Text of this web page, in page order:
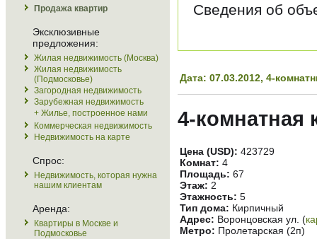
Продажа квартир
Эксклюзивные
предложения:
Жилая недвижимость (Москва)
Жилая недвижимость
(Подмосковье)
Загородная недвижимость
Зарубежная недвижимость
+ Жилье, построенное нами
Коммерческая недвижимость
Недвижимость на карте
Спрос:
Недвижимость, которая нужна
нашим клиентам
Аренда:
Квартиры в Москве и
Подмосковье
Сведения об
Дата: 07.03.2012, 4-
4-комнатная
Цена (USD): 423729
Комнат: 4
Площадь: 67
Этаж: 2
Этажность: 5
Тип дома: Кирпичный
Адрес: Воронцовская ул. (
Метро: Пролетарская (2п)